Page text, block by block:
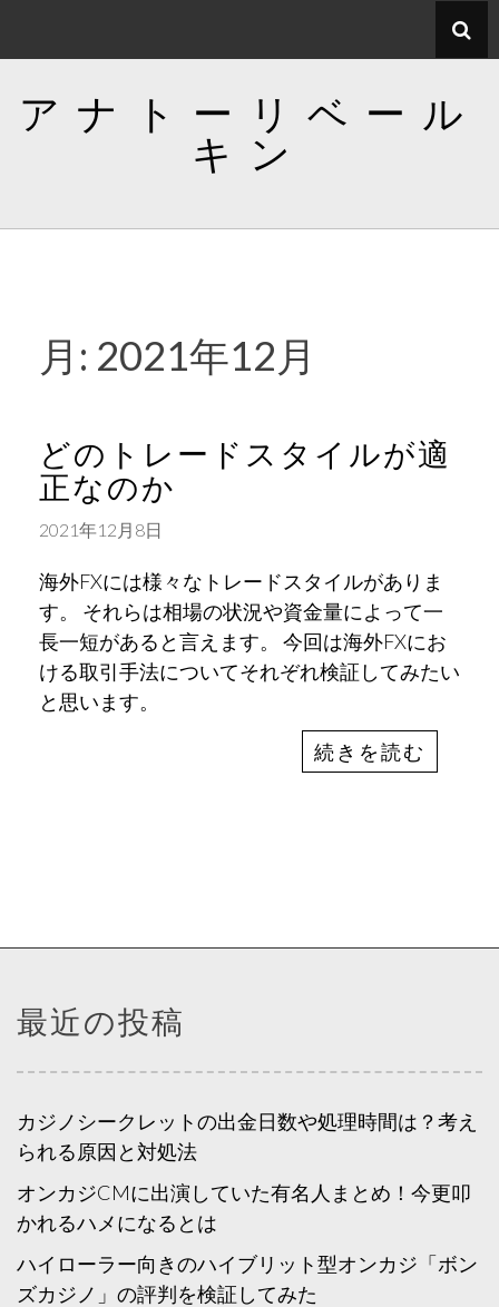
キ
アナトーリベール
キン
月: 2021年12月
どのトレードスタイルが適
正なのか
2021年12月8日
海外FXには様々なトレードスタイルがありま
す。 それらは相場の状況や資金量によって一
長一短があると言えます。 今回は海外FXにお
ける取引手法についてそれぞれ検証してみたい
と思います。
続きを読む
最近の投稿
カジノシークレットの出金日数や処理時間は？考え
られる原因と対処法
オンカジCMに出演していた有名人まとめ！今更叩
かれるハメになるとは
ハイローラー向きのハイブリット型オンカジ「ボン
ズカジノ」の評判を検証してみた